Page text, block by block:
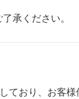
承ください。
ており、お客